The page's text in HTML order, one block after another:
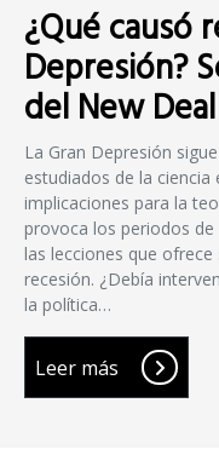
¿Qué causó
Depresión?
del New Deal
La Gran Depresión
estudiados de la
implicaciones para la
provoca los periodos
las lecciones que
recesión. ¿Debía
la política…
Leer más